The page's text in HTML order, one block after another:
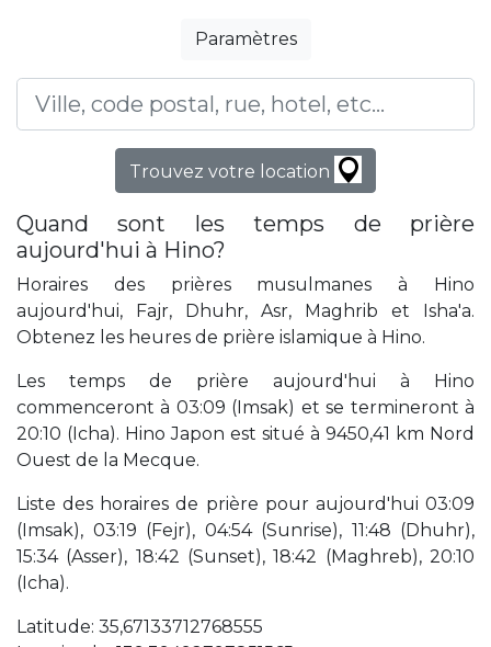
Paramètres
Trouvez votre location
Quand sont les temps de prière
aujourd'hui à Hino?
Horaires des prières musulmanes à Hino
aujourd'hui, Fajr, Dhuhr, Asr, Maghrib et Isha'a.
Obtenez les heures de prière islamique à Hino.
Les temps de prière aujourd'hui à Hino
commenceront à 03:09 (Imsak) et se termineront à
20:10 (Icha). Hino Japon est situé à 9450,41 km Nord
Ouest de la Mecque.
Liste des horaires de prière pour aujourd'hui 03:09
(Imsak), 03:19 (Fejr), 04:54 (Sunrise), 11:48 (Dhuhr),
15:34 (Asser), 18:42 (Sunset), 18:42 (Maghreb), 20:10
(Icha).
Latitude: 35,67133712768555